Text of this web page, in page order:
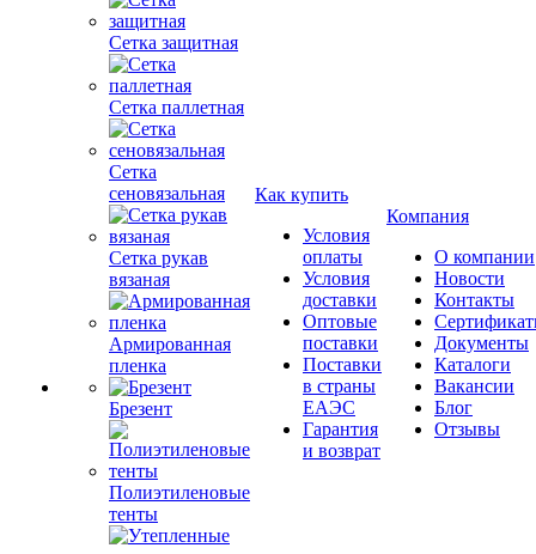
Сетка защитная
Сетка паллетная
Сетка
сеновязальная
Сетка рукав
вязаная
Армированная
пленка
Брезент
Полиэтиленовые
тенты
Как купить
Условия
оплаты
Условия
доставки
Оптовые
поставки
Поставки
в страны
ЕАЭС
Гарантия
и возврат
Компания
О компании
Новости
Контакты
Документы
Каталоги
Вакансии
Блог
Отзывы